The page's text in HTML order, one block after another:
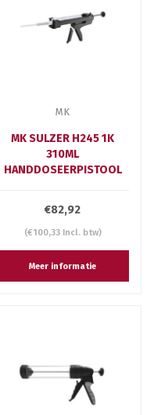
MK
MK SULZER H245 1K
310ML
HANDDOSEERPISTOOL
€82,92
(€100,33 Incl. btw)
Meer informatie